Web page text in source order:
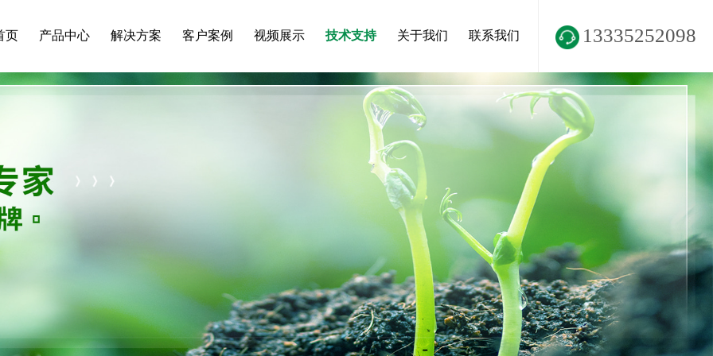
13335252098
页 产品中心 解决方案 客户案例 视频展示 技术支持 关于我们 联系我们